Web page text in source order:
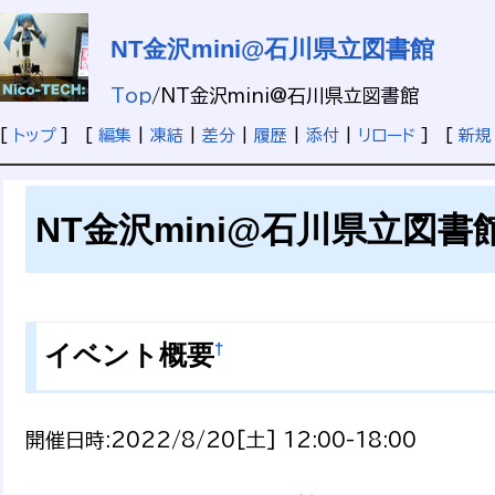
NT金沢mini@石川県立図書館
Top/NT金沢mini@石川県立図書館
トップ] [ 編集 凍結 差分 履歴 添付 リロード 新規
NT金沢mini@石川県立図書
イベント概要†
開催日時:2022/8/20[土] 12:00-18:00